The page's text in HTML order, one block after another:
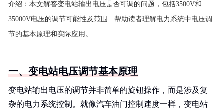
介绍： 本文解答变电站输出电压是否可调的问题，包括3500V和
35000V电压的调节可能性及范围，帮助读者理解电力系统中电压调
节的基本原理和实际应用。
一、变电站电压调节基本原理
变电站输出电压的调节并非简单的旋钮操作，而是涉及复
杂的电力系统控制。就像汽车油门控制速度一样，变电站